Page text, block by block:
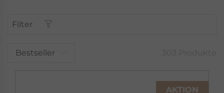
Filter
Bestseller
AKTION